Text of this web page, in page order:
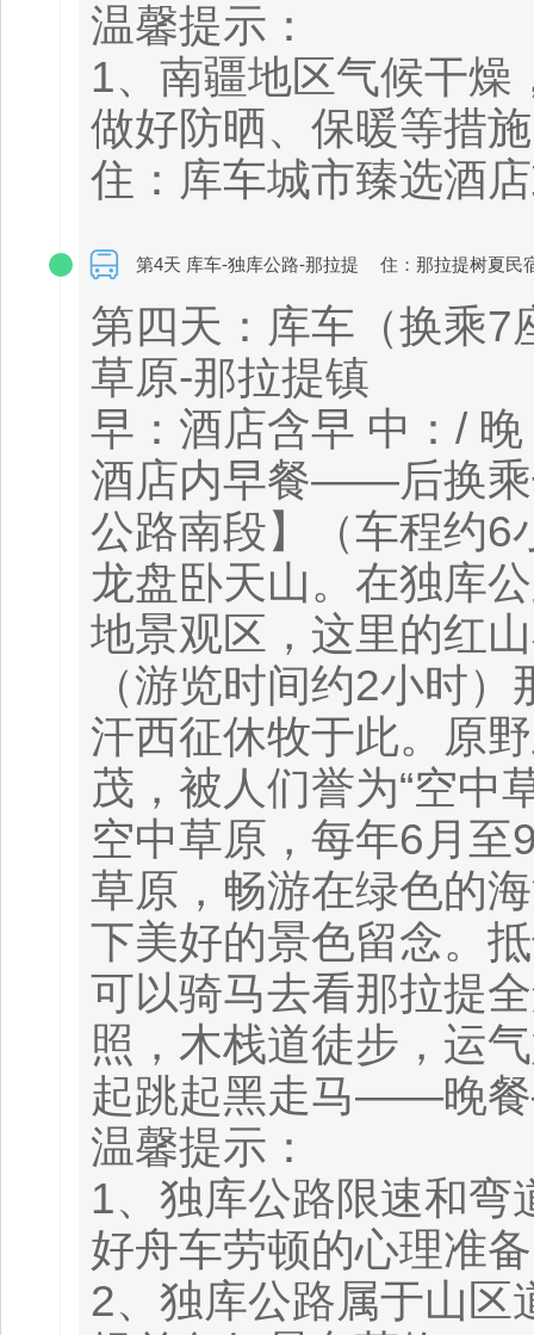
温馨提示：
1、南疆地区气候干燥
做好防晒、保暖等措
住：库车城市臻选酒
第4天 库车-独库公路-那拉提 住：那拉提树夏民
第四天：库车（换乘7
草原-那拉提镇
早：酒店含早 中：/
酒店内早餐——后换乘
公路南段】（车程约6
龙盘卧天山。在独库
地景观区，这里的红
（游览时间约2小时
汗西征休牧于此。原
茂，被人们誉为“空中
空中草原，每年6月至
草原，畅游在绿色的
下美好的景色留念。
可以骑马去看那拉提
照，木栈道徒步，运
起跳起黑走马——晚
温馨提示：
1、独库公路限速和弯
好舟车劳顿的心理准
2、独库公路属于山区